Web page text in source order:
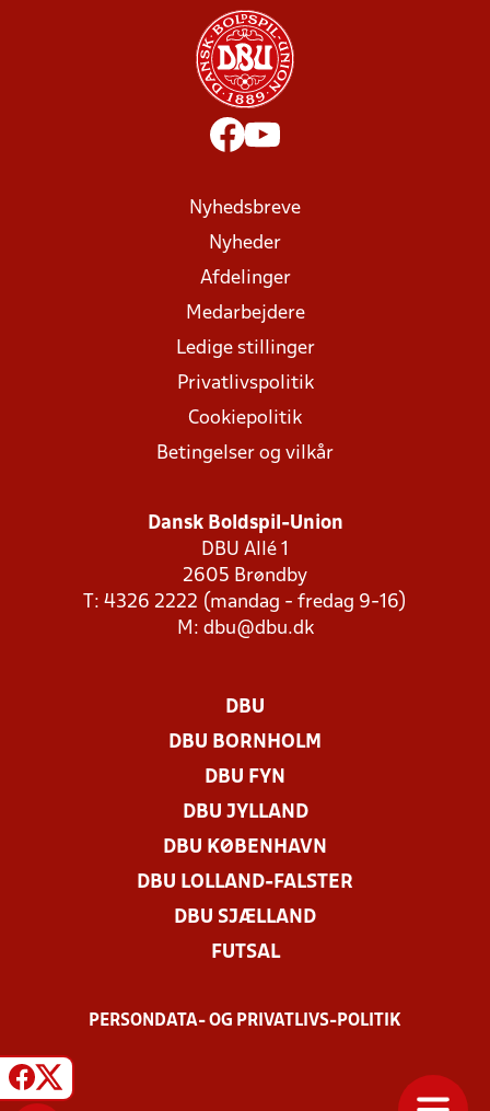
Nyhedsbreve
Nyheder
Afdelinger
Medarbejdere
Ledige stillinger
Privatlivspolitik
Cookiepolitik
Betingelser og vilkår
Dansk Boldspil-Union
DBU Allé 1
2605 Brøndby
T: 4326 2222 (mandag - fredag 9-16)
M: dbu@dbu.dk
DBU
DBU BORNHOLM
DBU FYN
DBU JYLLAND
DBU KØBENHAVN
DBU LOLLAND-FALSTER
DBU SJÆLLAND
FUTSAL
PERSONDATA- OG PRIVATLIVS-POLITIK